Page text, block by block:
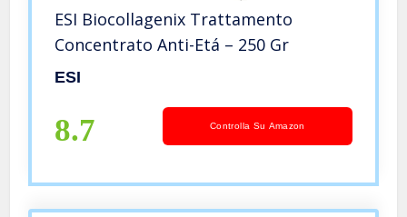
ESI Biocollagenix Trattamento
Concentrato Anti-Etá – 250 Gr
ESI
8.7 Controlla Su Amazon